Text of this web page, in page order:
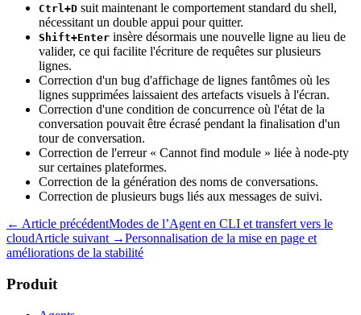
Ctrl+D suit maintenant le comportement standard du shell,
nécessitant un double appui pour quitter.
Shift+Enter insère désormais une nouvelle ligne au lieu de
valider, ce qui facilite l'écriture de requêtes sur plusieurs
lignes.
Correction d'un bug d'affichage de lignes fantômes où les
lignes supprimées laissaient des artefacts visuels à l'écran.
Correction d'une condition de concurrence où l'état de la
conversation pouvait être écrasé pendant la finalisation d'un
tour de conversation.
Correction de l'erreur « Cannot find module » liée à node-pty
sur certaines plateformes.
Correction de la génération des noms de conversations.
Correction de plusieurs bugs liés aux messages de suivi.
← Article précédentModes de l’Agent en CLI et transfert vers le
cloudArticle suivant →Personnalisation de la mise en page et
améliorations de la stabilité
Produit